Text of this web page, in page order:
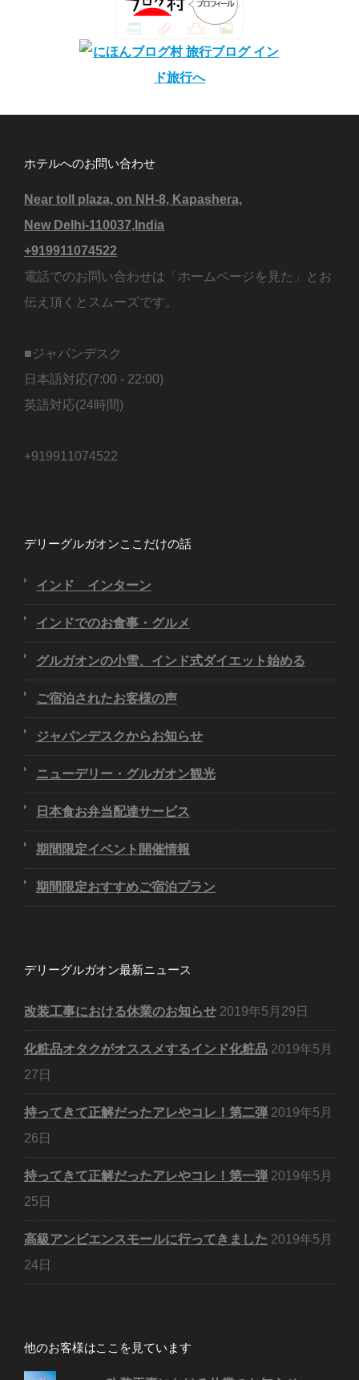
ホテルへのお問い合わせ
Near toll plaza, on NH-8, Kapashera,
New Delhi-110037,India
+919911074522
電話でのお問い合わせは「ホームページを見た」とお
伝え頂くとスムーズです。
■ジャパンデスク
日本語対応(7:00 - 22:00)
英語対応(24時間)
+919911074522
デリーグルガオンここだけの話
インド インターン
インドでのお食事・グルメ
グルガオンの小雪、インド式ダイエット始める
ご宿泊されたお客様の声
ジャパンデスクからお知らせ
ニューデリー・グルガオン観光
日本食お弁当配達サービス
期間限定イベント開催情報
期間限定おすすめご宿泊プラン
デリーグルガオン最新ニュース
改装工事における休業のお知らせ 2019年5月29日
化粧品オタクがオススメするインド化粧品 2019年5月
27日
持ってきて正解だったアレやコレ！第二弾 2019年5月
26日
持ってきて正解だったアレやコレ！第一弾 2019年5月
25日
高級アンビエンスモールに行ってきました 2019年5月
24日
他のお客様はここを見ています